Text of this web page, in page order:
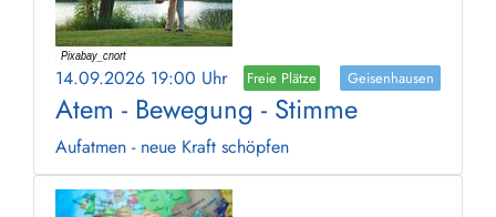
14.09.2026 19:00 Uhr Freie Plätze Geisenhausen
Atem - Bewegung - Stimme
Aufatmen - neue Kraft schöpfen